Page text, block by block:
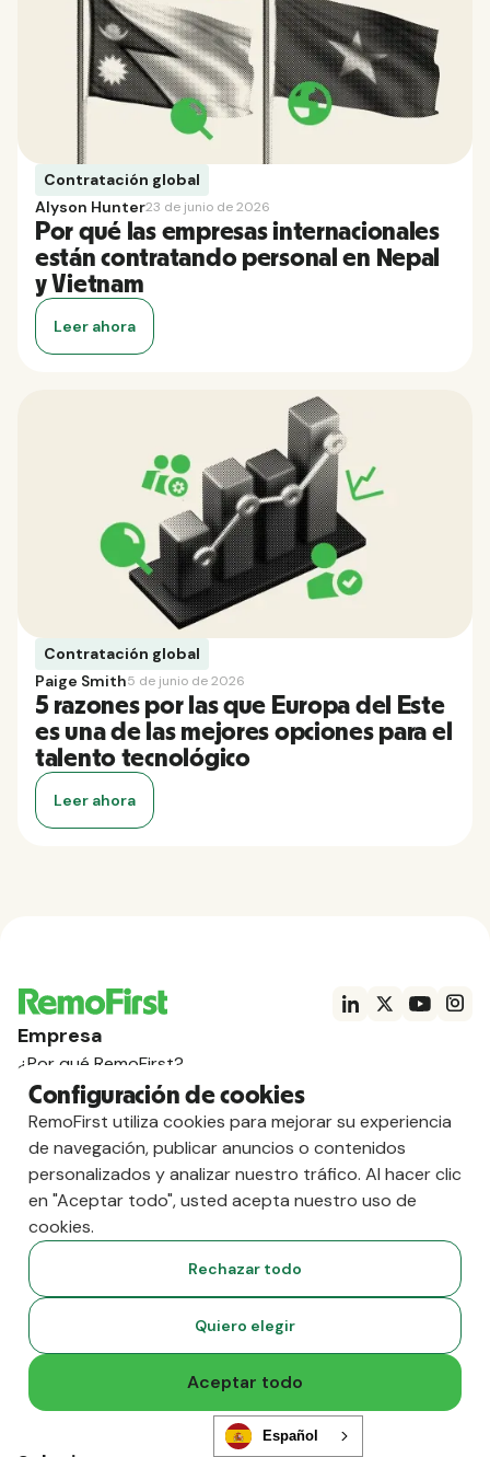
Contratación global
Alyson Hunter23 de junio de 2026
Por qué las empresas internacionales
están contratando personal en Nepal
y Vietnam
Leer ahora
Contratación global
Paige Smith5 de junio de 2026
5 razones por las que Europa del Este
es una de las mejores opciones para el
talento tecnológico
Leer ahora
Empresa
¿Por qué RemoFirst?
Clientes
Precios
Quiénes somos
Carreras profesionales
IA, empieza aquí
Producto
Employer of Record
Nómina Global
Contratistas internacionales
Visados y permisos de trabajo
Administración de Personal
Verificación de antecedentes
Configuración de cookies
RemoFirst utiliza cookies para mejorar su experiencia
de navegación, publicar anuncios o contenidos
personalizados y analizar nuestro tráfico. Al hacer clic
en "Aceptar todo", usted acepta nuestro uso de
cookies.
Rechazar todo
Quiero elegir
Aceptar todo
Español